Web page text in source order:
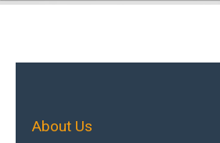
About Us